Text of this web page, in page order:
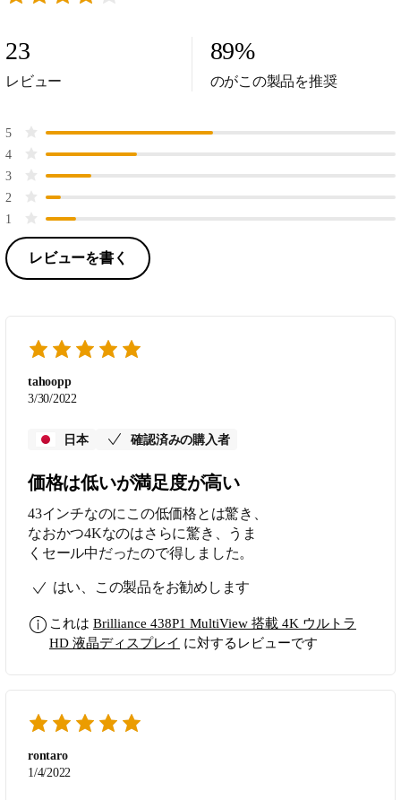
23
レビュー
89%
のがこの製品を推奨
5
4
3
2
1
レビューを書く
tahoopp
3/30/2022
日本 確認済みの購入者
価格は低いが満足度が高い
43インチなのにこの低価格とは驚き、
なおかつ4Kなのはさらに驚き、うま
くセール中だったので得しました。
はい、この製品をお勧めします
これは Brilliance 438P1 MultiView 搭載 4K ウルトラ
HD 液晶ディスプレイ に対するレビューです
rontaro
1/4/2022